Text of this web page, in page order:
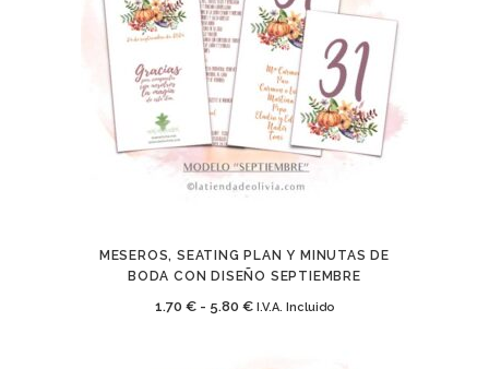
1.70 €
hasta
5.80 €
MESEROS, SEATING PLAN Y MINUTAS DE
BODA CON DISEÑO SEPTIEMBRE
1.70 € - 5.80 €Rango
I.V.A. Incluido